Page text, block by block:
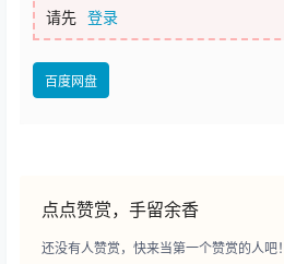
请先 登录
百度网盘
点点赞赏，手留余香
还没有人赞赏，快来当第一个赞赏的人吧！